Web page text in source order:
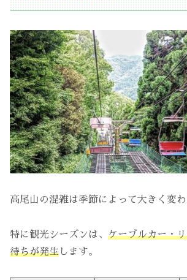
高尾山の混雑は季節によって大きく変わ
特に観光シーズンは、 ケーブルカー・
待ちが発生 します。